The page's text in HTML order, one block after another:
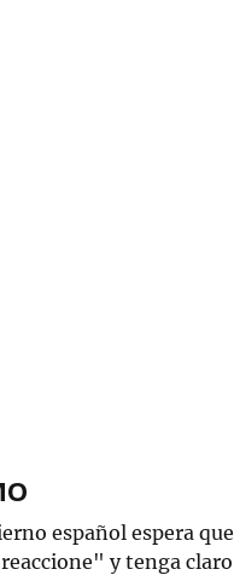
español espera que
y tenga claro